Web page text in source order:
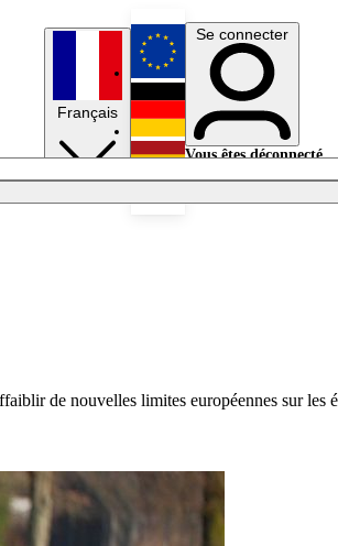
Français
English
Deutsch
Se connecter
Vous êtes déconnecté.
de nouvelles limites européennes sur les